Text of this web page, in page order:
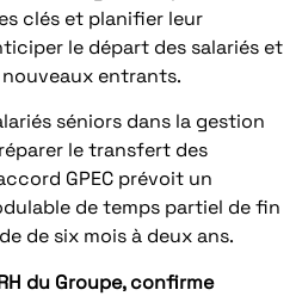
clés et planifier leur
le départ des salariés et
entrants.
séniors dans la gestion
le transfert des
GPEC prévoit un
de temps partiel de fin
de six mois à deux ans.
du Groupe, confirme